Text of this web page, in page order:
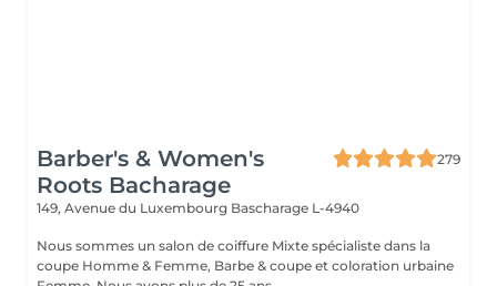
Barber's & Women's
Roots Bacharage
279
149, Avenue du Luxembourg Bascharage L-4940
Nous sommes un salon de coiffure Mixte spécialiste dans la
coupe Homme & Femme, Barbe & coupe et coloration urbaine